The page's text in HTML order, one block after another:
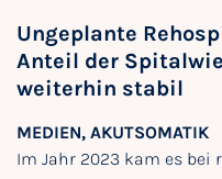
Ungeplante
Anteil der
weiterhin stabil
MEDIEN, AKUTSOMATIK
Im Jahr 2023 kam es bei